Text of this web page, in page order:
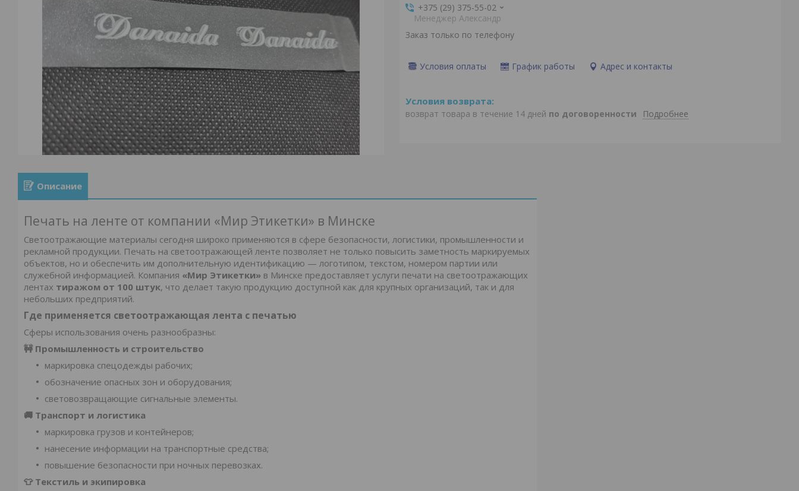
+375 (29) 375-55-02
Менеджер Александр
Заказ только по телефону
Условия оплаты График работы Адрес и контакты
возврат товара в течение 14 дней по договоренности Подробнее
Описание
Печать на ленте от компании «Мир Этикетки» в Минске
Светоотражающие материалы сегодня широко применяются в сфере безопасности, логистики, промышленности и
рекламной продукции. Печать на светоотражающей ленте позволяет не только повысить заметность маркируемых
объектов, но и обеспечить им дополнительную идентификацию — логотипом, текстом, номером партии или
служебной информацией. Компания «Мир Этикетки» в Минске предоставляет услуги печати на светоотражающих
лентах тиражом от 100 штук, что делает такую продукцию доступной как для крупных организаций, так и для
небольших предприятий.
Где применяется светоотражающая лента с печатью
Сферы использования очень разнообразны:
🚧 Промышленность и строительство
маркировка спецодежды рабочих;
обозначение опасных зон и оборудования;
световозвращающие сигнальные элементы.
🚚 Транспорт и логистика
маркировка грузов и контейнеров;
нанесение информации на транспортные средства;
повышение безопасности при ночных перевозках.
👕 Текстиль и экипировка